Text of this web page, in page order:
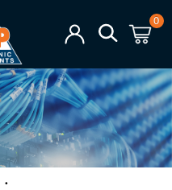
0